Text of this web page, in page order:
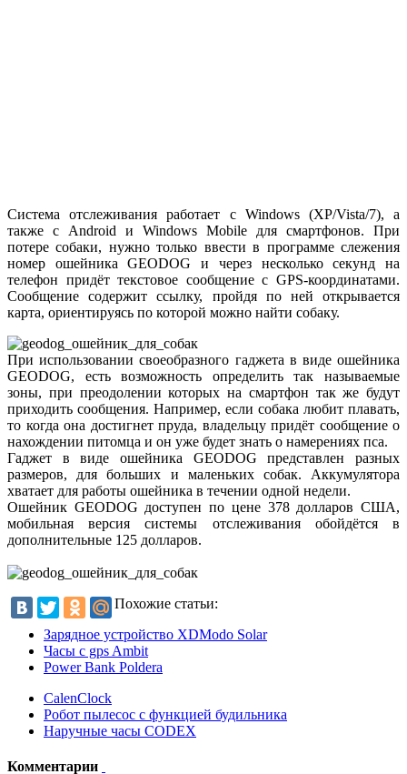
Система отслеживания работает с Windows (XP/Vista/7), а
также с Android и Windows Mobile для смартфонов. При
потере собаки, нужно только ввести в программе слежения
номер ошейника GEODOG и через несколько секунд на
телефон придёт текстовое сообщение с GPS-координатами.
Сообщение содержит ссылку, пройдя по ней открывается
карта, ориентируясь по которой можно найти собаку.
При использовании своеобразного гаджета в виде ошейника
GEODOG, есть возможность определить так называемые
зоны, при преодолении которых на смартфон так же будут
приходить сообщения. Например, если собака любит плавать,
то когда она достигнет пруда, владельцу придёт сообщение о
нахождении питомца и он уже будет знать о намерениях пса.
Гаджет в виде ошейника GEODOG представлен разных
размеров, для больших и маленьких собак. Аккумулятора
хватает для работы ошейника в течении одной недели.
Ошейник GEODOG доступен по цене 378 долларов США,
мобильная версия системы отслеживания обойдётся в
дополнительные 125 долларов.
Похожие статьи:
Зарядное устройство XDModo Solar
Часы с gps Ambit
Power Bank Poldera
CalenClock
Робот пылесос с функцией будильника
Наручные часы CODEX
Комментарии